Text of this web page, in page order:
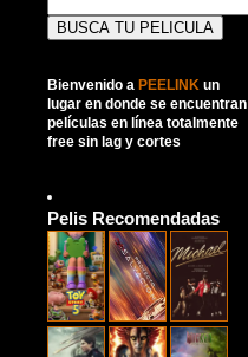
Bienvenido a PEELINK un
lugar en donde se encuentran
películas en línea totalmente
free sin lag y cortes
Pelis Recomendadas